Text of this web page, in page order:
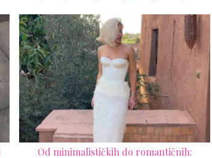
Od minimalističkih do romantičnih: